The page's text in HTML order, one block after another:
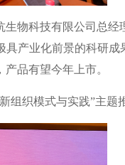
物科技有限公司总经
产业化前景的科研
品有望今年上市。
织模式与实践”主题